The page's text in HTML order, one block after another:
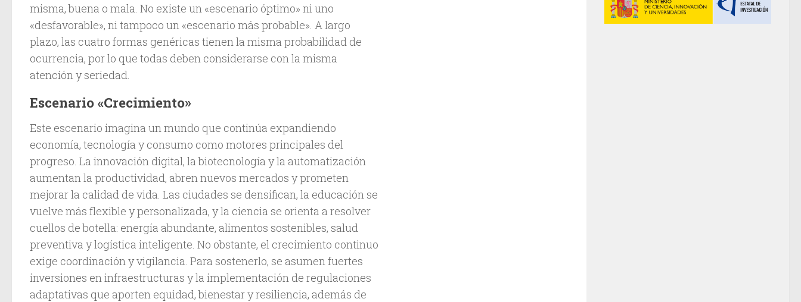
misma, buena o mala. No existe un «escenario óptimo» ni uno
«desfavorable», ni tampoco un «escenario más probable». A largo
plazo, las cuatro formas genéricas tienen la misma probabilidad de
ocurrencia, por lo que todas deben considerarse con la misma
atención y seriedad.
Escenario «Crecimiento»
Este escenario imagina un mundo que continúa expandiendo
economía, tecnología y consumo como motores principales del
progreso. La innovación digital, la biotecnología y la automatización
aumentan la productividad, abren nuevos mercados y prometen
mejorar la calidad de vida. Las ciudades se densifican, la educación se
vuelve más flexible y personalizada, y la ciencia se orienta a resolver
cuellos de botella: energía abundante, alimentos sostenibles, salud
preventiva y logística inteligente. No obstante, el crecimiento continuo
exige coordinación y vigilancia. Para sostenerlo, se asumen fuertes
inversiones en infraestructuras y la implementación de regulaciones
adaptativas que aporten equidad, bienestar y resiliencia, además de